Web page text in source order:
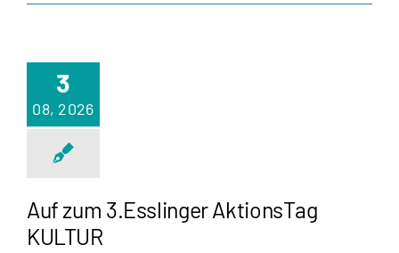
3
08, 2026
Auf zum 3.Esslinger AktionsTag
KULTUR